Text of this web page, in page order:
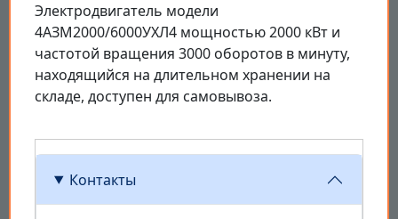
Электродвигатель модели
4АЗМ2000/6000УХЛ4 мощностью 2000 кВт и
частотой вращения 3000 оборотов в минуту,
находящийся на длительном хранении на
складе, доступен для самовывоза.
Контакты